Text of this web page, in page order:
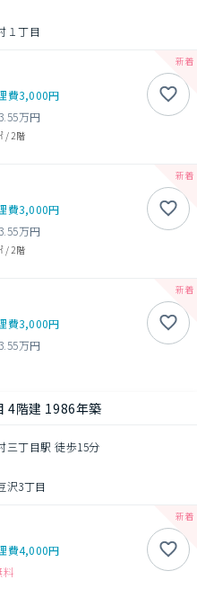
１丁目
費3,000円
3.55万円
/ 2階
費3,000円
3.55万円
/ 2階
費3,000円
3.55万円
4階建 1986年築
三丁目駅 徒歩15分
沢3丁目
費4,000円
料